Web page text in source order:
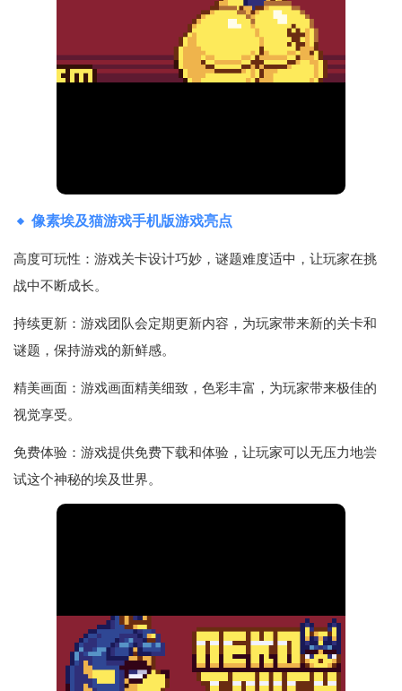
像素埃及猫游戏手机版游戏亮点
高度可玩性：游戏关卡设计巧妙，谜题难度适中，让玩家在挑
战中不断成长。
持续更新：游戏团队会定期更新内容，为玩家带来新的关卡和
谜题，保持游戏的新鲜感。
精美画面：游戏画面精美细致，色彩丰富，为玩家带来极佳的
视觉享受。
免费体验：游戏提供免费下载和体验，让玩家可以无压力地尝
试这个神秘的埃及世界。